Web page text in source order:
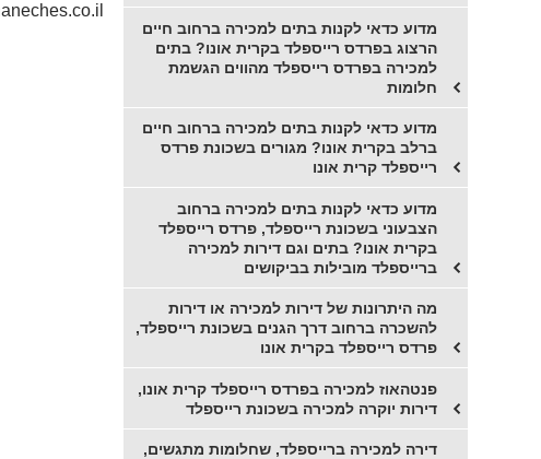
מדוע כדאי לקנות בתים למכירה ברחוב חיים
הרצוג בפרדס רייספלד בקרית אונו? בתים
למכירה בפרדס רייספלד מהווים הגשמת
חלומות
מדוע כדאי לקנות בתים למכירה ברחוב חיים
ברלב בקרית אונו? מגורים בשכונת פרדס
רייספלד קרית אונו
מדוע כדאי לקנות בתים למכירה ברחוב
הצבעוני בשכונת רייספלד, פרדס רייספלד
בקרית אונו? בתים וגם דירות למכירה
ברייספלד מובילות בביקושים
מה היתרונות של דירות למכירה או דירות
להשכרה ברחוב דרך הגנים בשכונת רייספלד,
פרדס רייספלד בקרית אונו
פנטהאוז למכירה בפרדס רייספלד קרית אונו,
דירות יוקרה למכירה בשכונת רייספלד
דירה למכירה ברייספלד, שחלומות מתגשים,